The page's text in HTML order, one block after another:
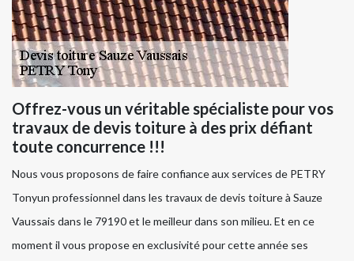
Offrez-vous un véritable spécialiste pour vos
travaux de devis toiture à des prix défiant
toute concurrence !!!
Nous vous proposons de faire confiance aux services de PETRY
Tonyun professionnel dans les travaux de devis toiture à Sauze
Vaussais dans le 79190 et le meilleur dans son milieu. Et en ce
moment il vous propose en exclusivité pour cette année ses